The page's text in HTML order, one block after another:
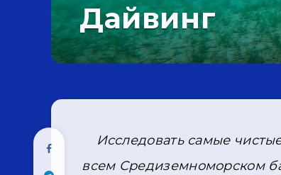
Дайвинг
Исследовать самые
всем Средиземноморском